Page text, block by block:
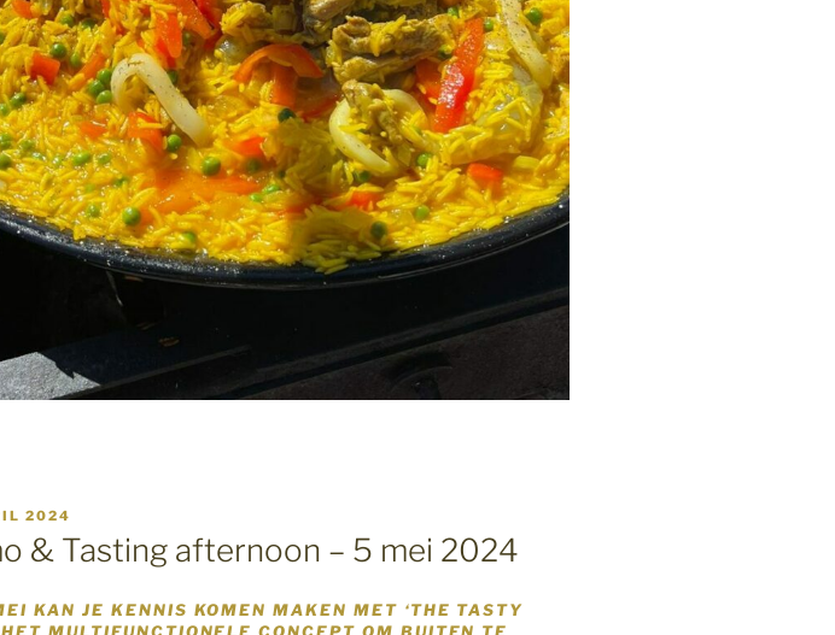
2024
& Tasting afternoon – 5 mei 2024
KAN JE KENNIS KOMEN MAKEN MET ‘THE TASTY